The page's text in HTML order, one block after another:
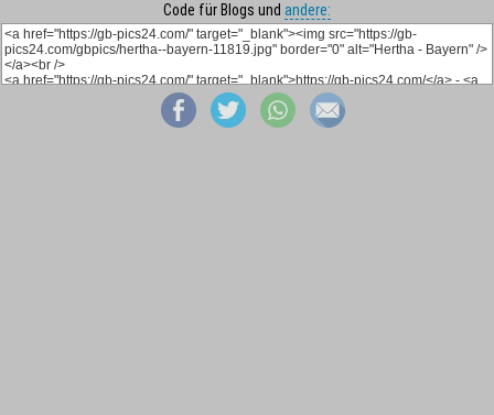
Code für Blogs und andere: